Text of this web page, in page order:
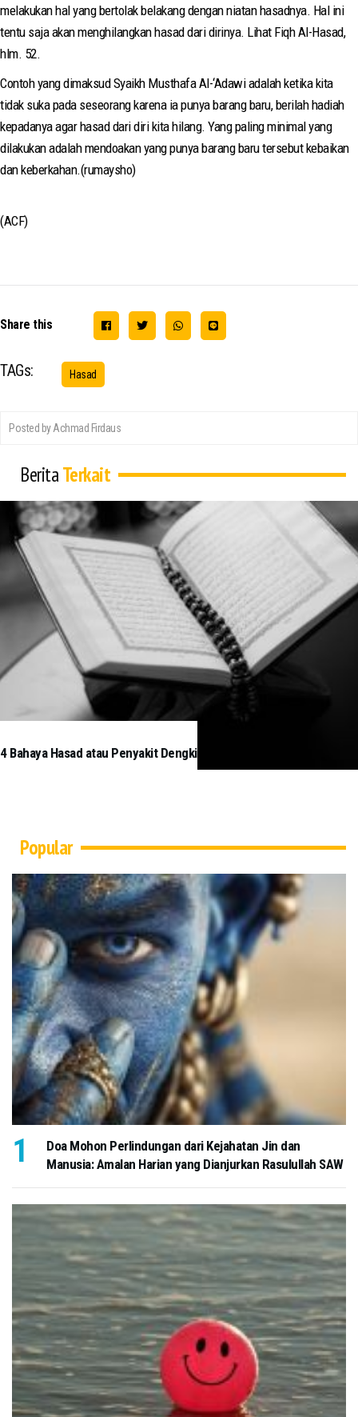
melakukan hal yang bertolak belakang dengan niatan hasadnya. Hal ini
tentu saja akan menghilangkan hasad dari dirinya. Lihat Fiqh Al-Hasad,
hlm. 52.
Contoh yang dimaksud Syaikh Musthafa Al-‘Adawi adalah ketika kita
tidak suka pada seseorang karena ia punya barang baru, berilah hadiah
kepadanya agar hasad dari diri kita hilang. Yang paling minimal yang
dilakukan adalah mendoakan yang punya barang baru tersebut kebaikan
dan keberkahan.(rumaysho)
(ACF)
Share this
TAGs: Hasad
Posted by Achmad Firdaus
BeritaTerkait
4 Bahaya Hasad atau Penyakit Dengki
Popular
Doa Mohon Perlindungan dari Kejahatan Jin dan
Manusia: Amalan Harian yang Dianjurkan Rasulullah SAW